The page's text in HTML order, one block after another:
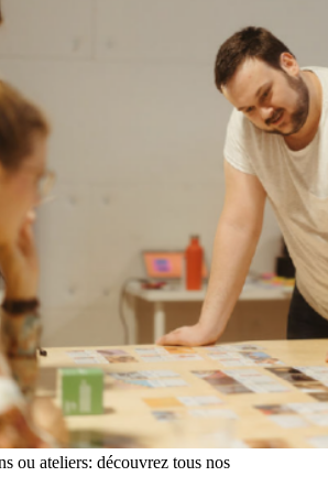
ou ateliers: découvrez tous nos